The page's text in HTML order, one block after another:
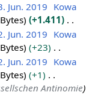
Jun. 2019 Kowa
+1.411
Jun. 2019
Kowa
+23
Jun. 2019
Kowa
+1
Antinomie